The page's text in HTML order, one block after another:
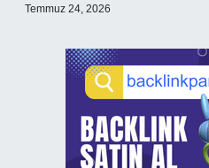
Temmuz 24, 2026